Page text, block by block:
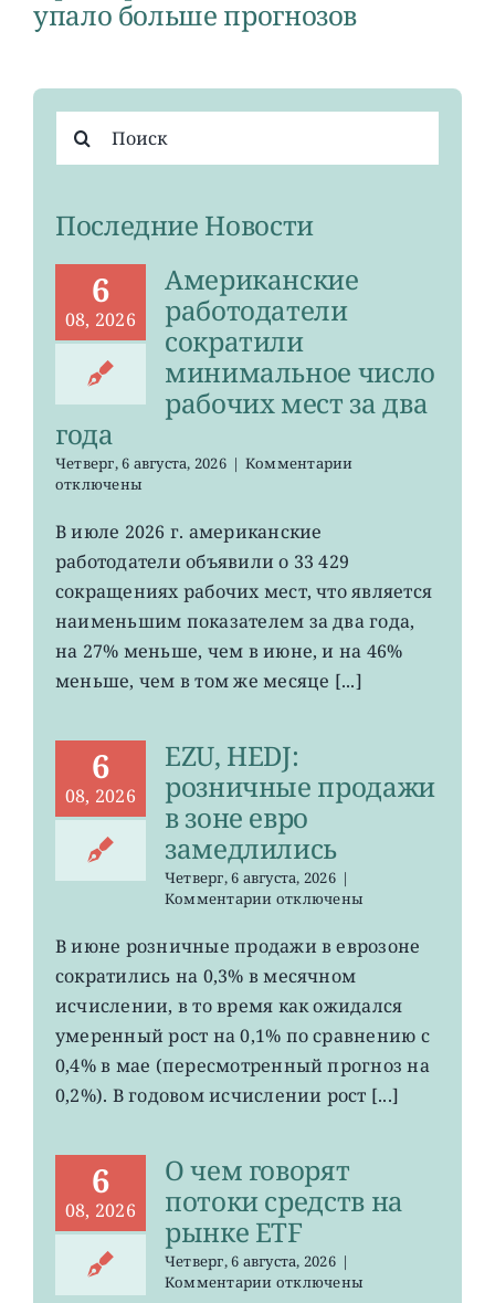
упало больше прогнозов
поиска:
Последние Новости
6
08, 2026
Американские
работодатели
сократили
минимальное число
рабочих мест за два
года
Четверг, 6 августа, 2026 | Комментариик
число
мест
за
два
года
отключены
В июле 2026 г. американские
работодатели объявили о 33 429
сокращениях рабочих мест, что является
наименьшим показателем за два года,
на 27% меньше, чем в июне, и на 46%
меньше, чем в том же месяце [...]
6
08, 2026
EZU, HEDJ:
розничные продажи
в зоне евро
замедлились
Четверг, 6 августа, 2026 |
Комментариик
EZU,
HEDJ:
розничные
продажи
зоне
евро
отключены
В июне розничные продажи в еврозоне
сократились на 0,3% в месячном
исчислении, в то время как ожидался
умеренный рост на 0,1% по сравнению с
0,4% в мае (пересмотренный прогноз на
0,2%). В годовом исчислении рост [...]
6
08, 2026
О чем говорят
потоки средств на
рынке ETF
Четверг, 6 августа, 2026 |
Комментариикотключены